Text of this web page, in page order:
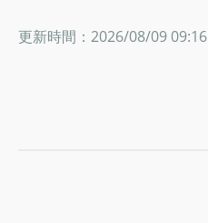
更新時間：2026/08/09 09:16